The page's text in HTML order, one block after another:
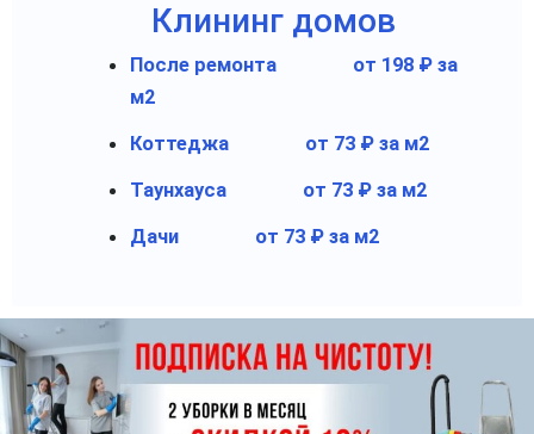
Клининг домов
После ремонта
от 198 ₽ за
м2
Коттеджа от 73 ₽ за м2
Таунхауса от 73 ₽ за м2
Дачи от 73 ₽ за м2